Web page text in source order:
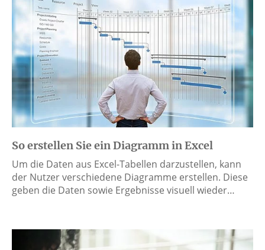
So erstellen Sie ein Diagramm in Excel
Um die Daten aus Excel-Tabellen darzustellen, kann
der Nutzer verschiedene Diagramme erstellen. Diese
geben die Daten sowie Ergebnisse visuell wieder…